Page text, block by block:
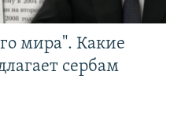
мира". Какие
сербам